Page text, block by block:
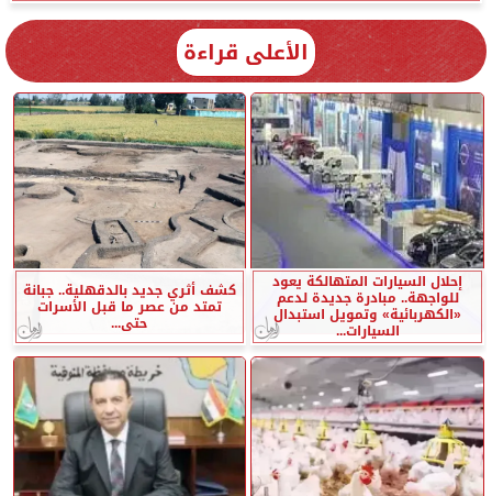
الأعلى قراءة
إحلال السيارات المتهالكة يعود
للواجهة.. مبادرة جديدة لدعم
«الكهربائية» وتمويل استبدال
السيارات...
كشف أثري جديد بالدقهلية.. جبانة
تمتد من عصر ما قبل الأسرات
حتى...